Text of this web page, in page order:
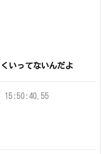
いってないんだよ
15:50:40.55